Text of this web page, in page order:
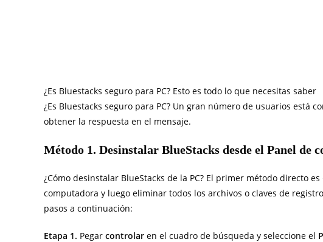
¿Es Bluestacks seguro para PC? Esto es todo lo que necesitas saber
¿Es Bluestacks seguro para PC? Un gran número de usuarios está
obtener la respuesta en el mensaje.
Método 1. Desinstalar BlueStacks desde el Panel de
¿Cómo desinstalar BlueStacks de la PC? El primer método directo
computadora y luego eliminar todos los archivos o claves de
pasos a continuación:
Etapa 1. Pegar controlar en el cuadro de búsqueda y seleccione el